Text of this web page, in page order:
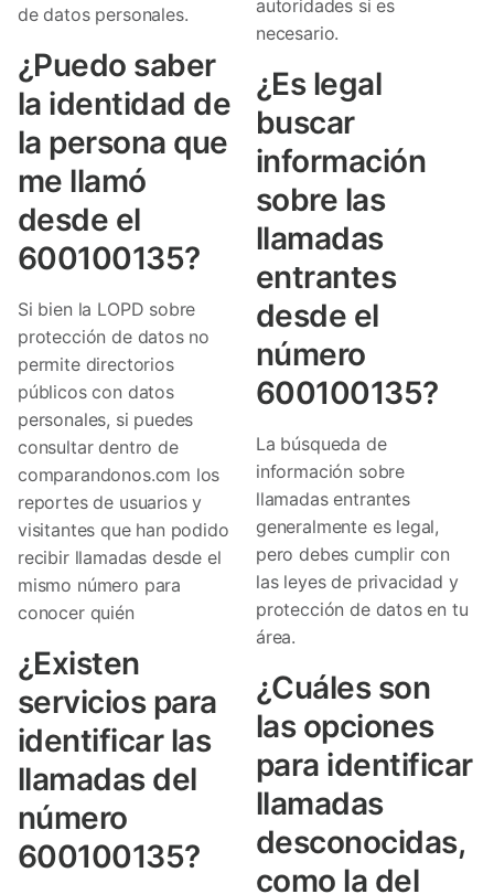
de datos personales.
¿Puedo saber
la identidad de
la persona que
me llamó
desde el
600100135?
Si bien la LOPD sobre
protección de datos no
permite directorios
públicos con datos
personales, si puedes
consultar dentro de
comparandonos.com los
reportes de usuarios y
visitantes que han podido
recibir llamadas desde el
mismo número para
conocer quién
¿Existen
servicios para
identificar las
llamadas del
número
600100135?
autoridades si es
necesario.
¿Es legal
buscar
información
sobre las
llamadas
entrantes
desde el
número
600100135?
La búsqueda de
información sobre
llamadas entrantes
generalmente es legal,
pero debes cumplir con
las leyes de privacidad y
protección de datos en tu
área.
¿Cuáles son
las opciones
para identificar
llamadas
desconocidas,
como la del